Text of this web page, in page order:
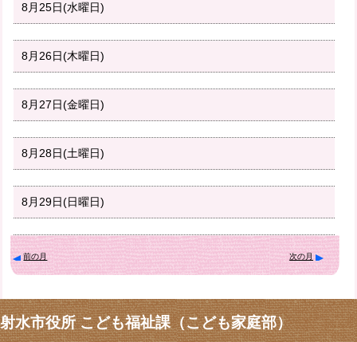
8月25日(水曜日)
8月26日(木曜日)
8月27日(金曜日)
8月28日(土曜日)
8月29日(日曜日)
前の月 次の月
射水市役所 こども福祉課（こども家庭部）